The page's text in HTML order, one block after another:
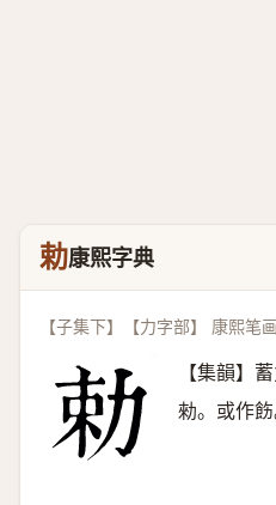
勅康熙字典
【子集下】【力字部】 康熙笔
【集韻】
勑。或作飭